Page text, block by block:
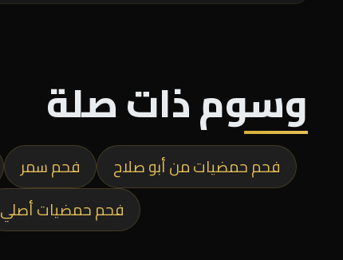
وسوم ذات صلة
فحم حمضيات من أبو صلاح فحم سمر
فحم حمضيات أصلي